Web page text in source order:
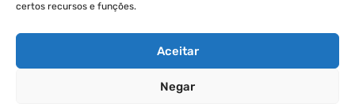
certos recursos e funções.
Aceitar
Negar
Montando O PC Gamer